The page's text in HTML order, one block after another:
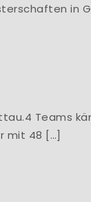
in
Teams
mit 48 […]